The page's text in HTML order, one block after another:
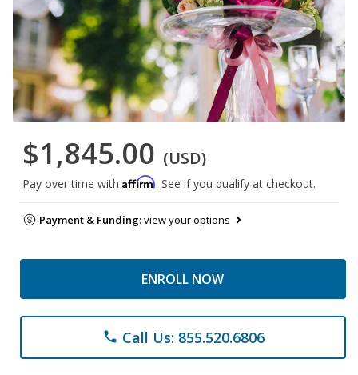
$1,845.00 (USD)
Pay over time with Affirm. See if you qualify at checkout.
Payment & Funding:view your options
ENROLL NOW
phone Call Us: 855.520.6806